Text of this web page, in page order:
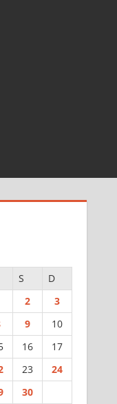
S
D
2
3
9
10
16
17
23
24
30